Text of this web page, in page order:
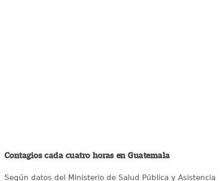
Contagios cada cuatro horas en Guatemala
Según datos del Ministerio de Salud Pública y Asistencia